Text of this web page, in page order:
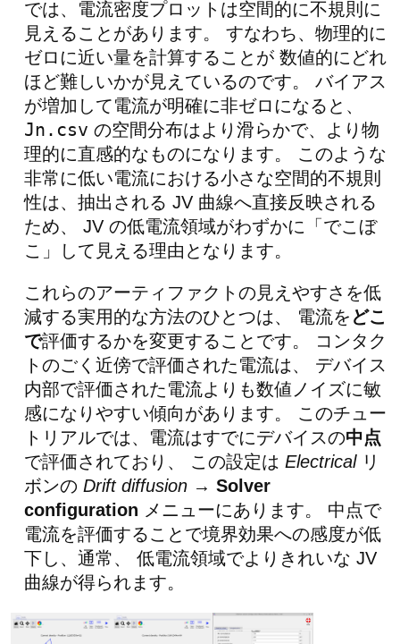
では、電流密度プロットは空間的に不規則に
見えることがあります。 すなわち、物理的に
ゼロに近い量を計算することが 数値的にどれ
ほど難しいかが見えているのです。 バイアス
が増加して電流が明確に非ゼロになると、
Jn.csv の空間分布はより滑らかで、より物
理的に直感的なものになります。 このような
非常に低い電流における小さな空間的不規則
性は、抽出される JV 曲線へ直接反映される
ため、 JV の低電流領域がわずかに「でこぼ
こ」して見える理由となります。
これらのアーティファクトの見えやすさを低
減する実用的な方法のひとつは、 電流を どこ
で評価するかを変更することです。 コンタク
トのごく近傍で評価された電流は、 デバイス
内部で評価された電流よりも数値ノイズに敏
感になりやすい傾向があります。 このチュー
トリアルでは、電流はすでにデバイスの中点
で評価されており、 この設定は Electricalリ
ボンの Drift diffusion → Solver
configuration メニューにあります。 中点で
電流を評価することで境界効果への感度が低
下し、通常、 低電流領域でよりきれいな JV
曲線が得られます。